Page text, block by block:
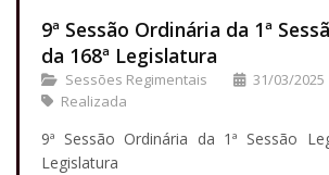
9ª Sessão Ordinária da 1ª
da 168ª Legislatura
Sessões Regimentais 31/03/2025
Realizada
9ª Sessão Ordinária da 1ª Sessão
Legislatura